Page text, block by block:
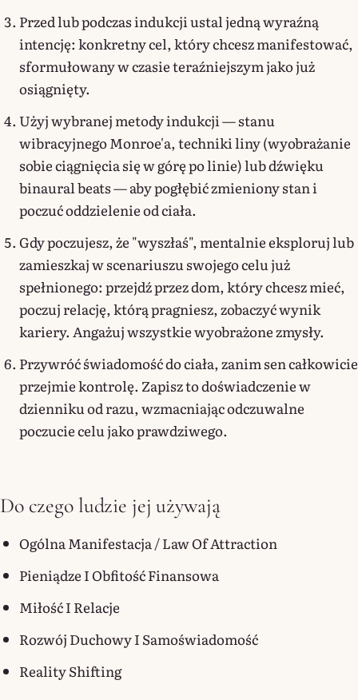
Przed lub podczas indukcji ustal jedną wyraźną
intencję: konkretny cel, który chcesz manifestować,
sformułowany w czasie teraźniejszym jako już
osiągnięty.
Użyj wybranej metody indukcji — stanu
wibracyjnego Monroe'a, techniki liny (wyobrażanie
sobie ciągnięcia się w górę po linie) lub dźwięku
binaural beats — aby pogłębić zmieniony stan i
poczuć oddzielenie od ciała.
Gdy poczujesz, że "wyszłaś", mentalnie eksploruj lub
zamieszkaj w scenariuszu swojego celu już
spełnionego: przejdź przez dom, który chcesz mieć,
poczuj relację, którą pragniesz, zobaczyć wynik
kariery. Angażuj wszystkie wyobrażone zmysły.
Przywróć świadomość do ciała, zanim sen całkowicie
przejmie kontrolę. Zapisz to doświadczenie w
dzienniku od razu, wzmacniając odczuwalne
poczucie celu jako prawdziwego.
Do czego ludzie jej używają
Ogólna Manifestacja / Law Of Attraction
Pieniądze I Obfitość Finansowa
Miłość I Relacje
Rozwój Duchowy I Samoświadomość
Reality Shifting